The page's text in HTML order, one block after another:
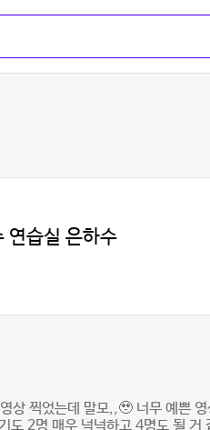
연습실 은하수
상 찍었는데 말모,,🥹 너무 예쁜
도 2명 매우 넉넉하고 4명도 될 거